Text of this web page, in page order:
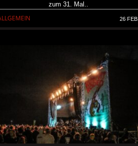
zum 31. Mal..
26 FEB.